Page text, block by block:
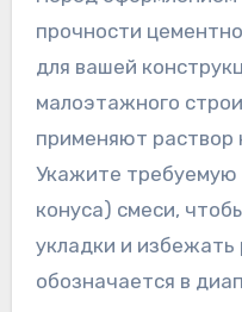
прочности
для вашей
малоэтажного
применяют раствор
Укажите требуемую
конуса) смеси,
укладки и
обозначается в